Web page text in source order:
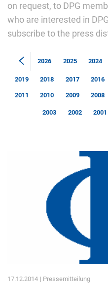
on request, to DPG
who are interested in
subscribe to the press
2026 2025 2024
2019 2018 2017 2016
2011 2010 2009 2008
2003 2002 2001
17.12.2014 | Pressemitteilung